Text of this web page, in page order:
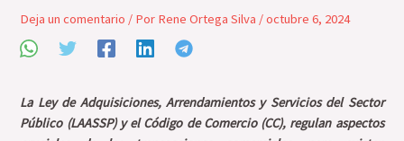
Deja un comentario / Por Rene Ortega Silva /octubre 6, 2024
La Ley de Adquisiciones, Arrendamientos y Servicios del Sector
Público (LAASSP) y el Código de Comercio (CC), regulan aspectos